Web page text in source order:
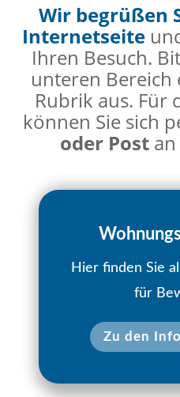
Wir begrüßen
Internetseite
Ihren Besuch.
unteren Bereich
Rubrik aus. Für
können Sie sich
oder Post
Hier finden Sie
für
Zu den